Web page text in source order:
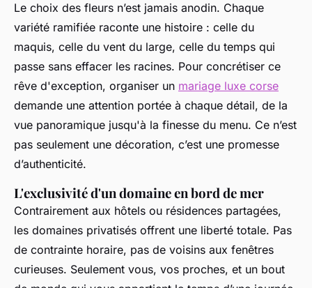
Le choix des fleurs n’est jamais anodin. Chaque
variété ramifiée raconte une histoire : celle du
maquis, celle du vent du large, celle du temps qui
passe sans effacer les racines. Pour concrétiser ce
rêve d'exception, organiser un mariage luxe corse
demande une attention portée à chaque détail, de la
vue panoramique jusqu'à la finesse du menu. Ce n’est
pas seulement une décoration, c’est une promesse
d’authenticité.
L'exclusivité d'un domaine en bord de mer
Contrairement aux hôtels ou résidences partagées,
les domaines privatisés offrent une liberté totale. Pas
de contrainte horaire, pas de voisins aux fenêtres
curieuses. Seulement vous, vos proches, et un bout